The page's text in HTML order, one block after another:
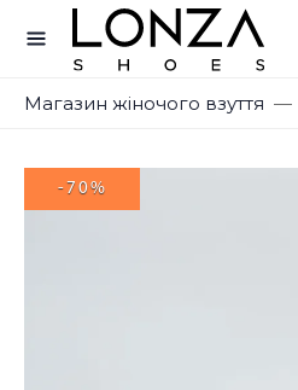
Магазин жіночого взуття
-70%